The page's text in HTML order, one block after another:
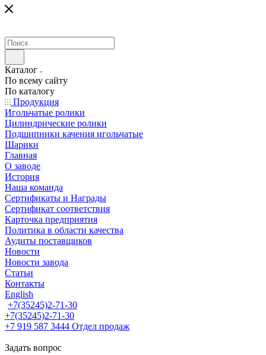
Каталог
По всему сайту
По каталогу
Продукция
Игольчатые ролики
Цилиндрические ролики
Подшипники качения игольчатые
Шарики
Главная
О заводе
История
Наша команда
Сертификаты и Награды
Сертификат соответствия
Карточка предприятия
Политика в области качества
Аудиты поставщиков
Новости
Новости завода
Статьи
Контакты
English
+7(35245)2-71-30
+7(35245)2-71-30
+7 919 587 3444 Отдел продаж
Задать вопрос